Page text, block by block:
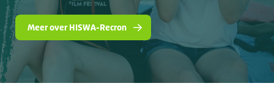
Meer over HISWA-Recron